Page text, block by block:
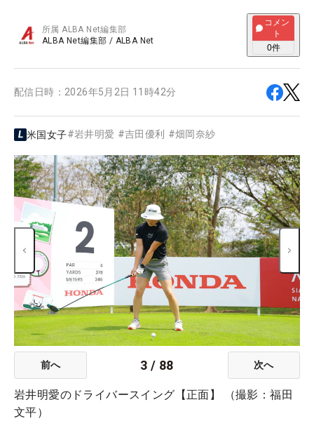
所属ALBA Net編集部
ALBA Net編集部 / ALBA Net
コメン
ト
0件
配信日時： 2026年5月2日 11時42分
米国女子#岩井明愛 #吉田優利 #畑岡奈紗
前へ 3 / 88 次へ
岩井明愛のドライバースイング【正面】 （撮影：福田
文平）